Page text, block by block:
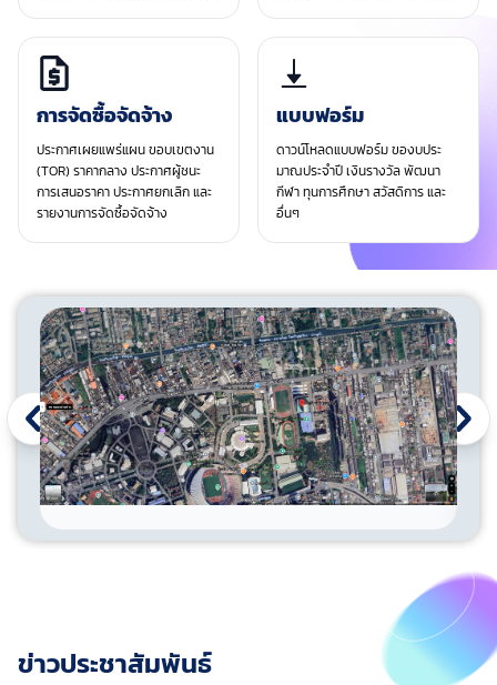
การจัดซื้อจัดจ้าง
ประกาศเผยแพร่แผน ขอบเขตงาน
(TOR) ราคากลาง ประกาศผู้ชนะ
การเสนอราคา ประกาศยกเลิก และ
รายงานการจัดซื้อจัดจ้าง
แบบฟอร์ม
ดาวน์โหลดแบบฟอร์ม ของบประ
มาณประจําปี เงินรางวัล พัฒนา
กีฬา ทุนการศึกษา สวัสดิการ และ
อื่นๆ
ข่าวประชาสัมพันธ์